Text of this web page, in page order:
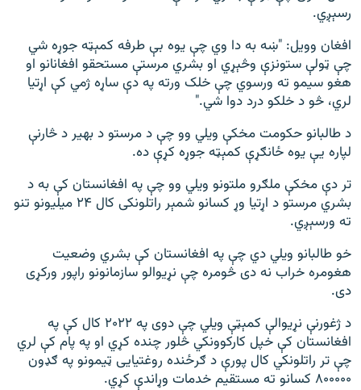
رسېږي.
افغان وویل: "ښه به دا وي چې یوه بې طرفه کمېټه جوړه شي
چې ټولې ستونزې وڅېړي او بشري مرستې مستحقو افغانانو او
هغو سیمو ته ورسوي چې خلک ورته په دې ساړه ژمي کې اړتیا
لري، څو د خلکو درد دوا شي."
د طالبانو حکومت مخکې ویلي وو چې د مرستو د بهیر د څارنې
لپاره یې یوه ځانګړې کمېټه جوړه کړې ده.
تر دې مخکې ملګرو ملتونو ویلي وو چې په افغانستان کې به د
بشري مرستو د اړتیا وړ کسانو شمېر راتلونکی کال ۲۴ میلیونو تنو
ته ورسېږي.
خو طالبانو ویلي دي چې په افغانستان کې بشري وضعیت
هغومره خراب نه دی څومره چې نړیوالو سازمانونو راپور ورکړی
دی.
د ژغورنې نړیوالې کمېټې ویلي چې دوی په ۲۰۲۲ کال کې په
افغانستان کې خپل کارکوونکي څلور چنده کړي او په پام کې لري
چې تر راتلونکي کال پورې د ګرځنده روغتیایی ټیمونو په ګډون
۸۰۰۰۰۰ کسانو ته مستقیم خدمات وړاندې کړي.